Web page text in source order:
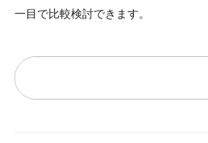
一目で比較検討できます。